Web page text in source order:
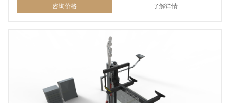
咨询价格 了解详情